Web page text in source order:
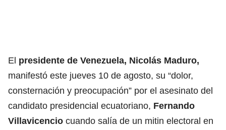
El presidente de Venezuela, Nicolás Maduro,
manifestó este jueves 10 de agosto, su “dolor,
consternación y preocupación” por el asesinato del
candidato presidencial ecuatoriano, Fernando
Villavicencio cuando salía de un mitin electoral en